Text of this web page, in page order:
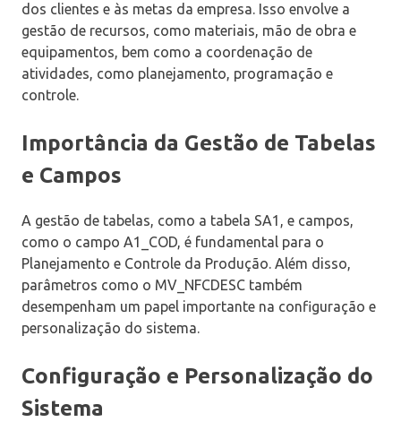
dos clientes e às metas da empresa. Isso envolve a
gestão de recursos, como materiais, mão de obra e
equipamentos, bem como a coordenação de
atividades, como planejamento, programação e
controle.
Importância da Gestão de Tabelas
e Campos
A gestão de tabelas, como a tabela SA1, e campos,
como o campo A1_COD, é fundamental para o
Planejamento e Controle da Produção. Além disso,
parâmetros como o MV_NFCDESC também
desempenham um papel importante na configuração e
personalização do sistema.
Configuração e Personalização do
Sistema